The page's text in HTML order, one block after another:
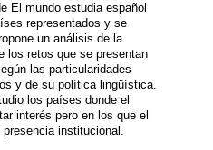
El mundo estudia español
representados y se
un análisis de la
los retos que se presentan
las particularidades
y de su política lingüística.
los países donde el
interés pero en los que el
institucional.